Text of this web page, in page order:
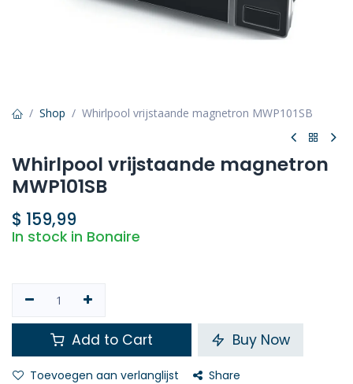
Shop Whirlpool vrijstaande magnetron MWP101SB
Whirlpool vrijstaande magnetron
MWP101SB
$ 159,99
In stock in Bonaire
Add to Cart Buy Now
Toevoegen aan verlanglijst Share